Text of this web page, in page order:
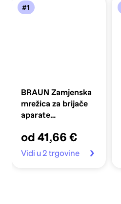
#1
BRAUN Zamjenska
mrežica za brijače
aparate
SERIES 1
od 41,66 €
Vidi u 2 trgovine